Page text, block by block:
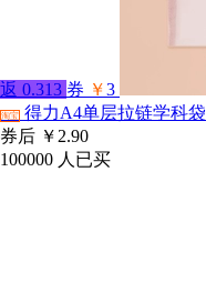
返 0.313 券 ￥3
淘宝 得力A4单层拉链学科袋
券后 ￥2.90
100000 人已买